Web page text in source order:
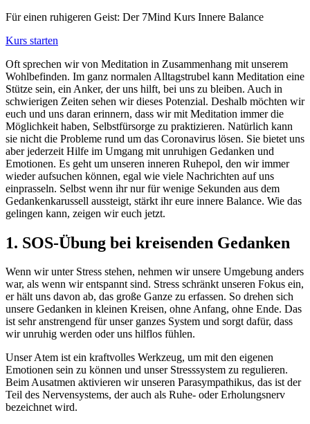
Für einen ruhigeren Geist: Der 7Mind Kurs Innere Balance
Kurs starten
Oft sprechen wir von Meditation in Zusammenhang mit unserem
Wohlbefinden. Im ganz normalen Alltagstrubel kann Meditation eine
Stütze sein, ein Anker, der uns hilft, bei uns zu bleiben. Auch in
schwierigen Zeiten sehen wir dieses Potenzial. Deshalb möchten wir
euch und uns daran erinnern, dass wir mit Meditation immer die
Möglichkeit haben, Selbstfürsorge zu praktizieren. Natürlich kann
sie nicht die Probleme rund um das Coronavirus lösen. Sie bietet uns
aber jederzeit Hilfe im Umgang mit unruhigen Gedanken und
Emotionen. Es geht um unseren inneren Ruhepol, den wir immer
wieder aufsuchen können, egal wie viele Nachrichten auf uns
einprasseln. Selbst wenn ihr nur für wenige Sekunden aus dem
Gedankenkarussell aussteigt, stärkt ihr eure innere Balance. Wie das
gelingen kann, zeigen wir euch jetzt.
1. SOS-Übung bei kreisenden Gedanken
Wenn wir unter Stress stehen, nehmen wir unsere Umgebung anders
war, als wenn wir entspannt sind. Stress schränkt unseren Fokus ein,
er hält uns davon ab, das große Ganze zu erfassen. So drehen sich
unsere Gedanken in kleinen Kreisen, ohne Anfang, ohne Ende. Das
ist sehr anstrengend für unser ganzes System und sorgt dafür, dass
wir unruhig werden oder uns hilflos fühlen.
Unser Atem ist ein kraftvolles Werkzeug, um mit den eigenen
Emotionen sein zu können und unser Stresssystem zu regulieren.
Beim Ausatmen aktivieren wir unseren Parasympathikus, das ist der
Teil des Nervensystems, der auch als Ruhe- oder Erholungsnerv
bezeichnet wird.